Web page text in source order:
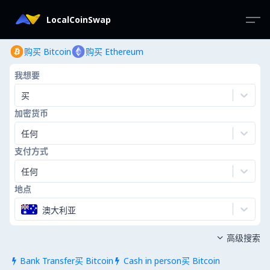
LocalCoinSwap
购买 Bitcoin 购买 Ethereum
我想要
买
加密货币
任何
支付方式
任何
地点
澳大利亚
 Bank Transfer买 Bitcoin  Cash in person买 Bitcoin
 高级搜索